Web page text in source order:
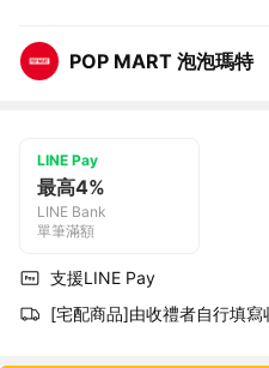
POP MART 泡泡瑪特
LINE Pay
最高4%
LINE Bank
單筆滿額
支援LINE Pay
[宅配商品]由收禮者自行填寫